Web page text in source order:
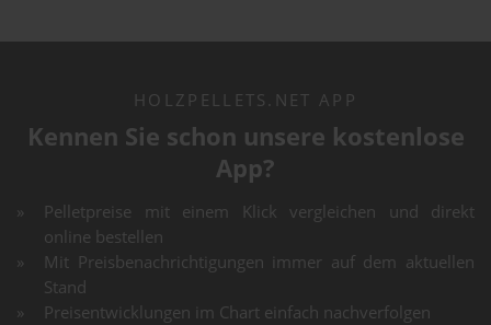
HOLZPELLETS.NET APP
Kennen Sie schon unsere kostenlose
App?
Pelletpreise mit einem Klick vergleichen und direkt
online bestellen
Mit Preisbenachrichtigungen immer auf dem aktuellen
Stand
Preisentwicklungen im Chart einfach nachverfolgen